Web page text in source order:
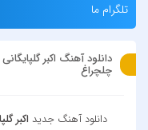
تلگرام ما
دانلود آهنگ اکبر
چلچراغ
دانلود آهنگ جدید اکبر